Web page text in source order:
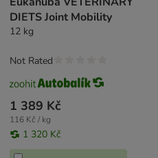
DIETS Joint Mobility
12 kg
1 389 Kč
116 Kč / kg
1 320 Kč
Not Rated